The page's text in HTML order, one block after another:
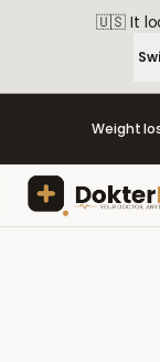
🇺🇸 It
Weight